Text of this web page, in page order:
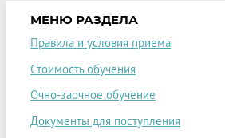
МЕНЮ РАЗДЕЛА
Правила и условия приема
Стоимость обучения
Очно-заочное обучение
Документы для поступления